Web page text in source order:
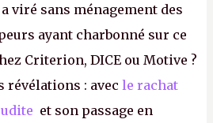
viré sans ménagement des
ayant charbonné sur ce
Criterion, DICE ou Motive ?
révélations : avec le rachat
et son passage en